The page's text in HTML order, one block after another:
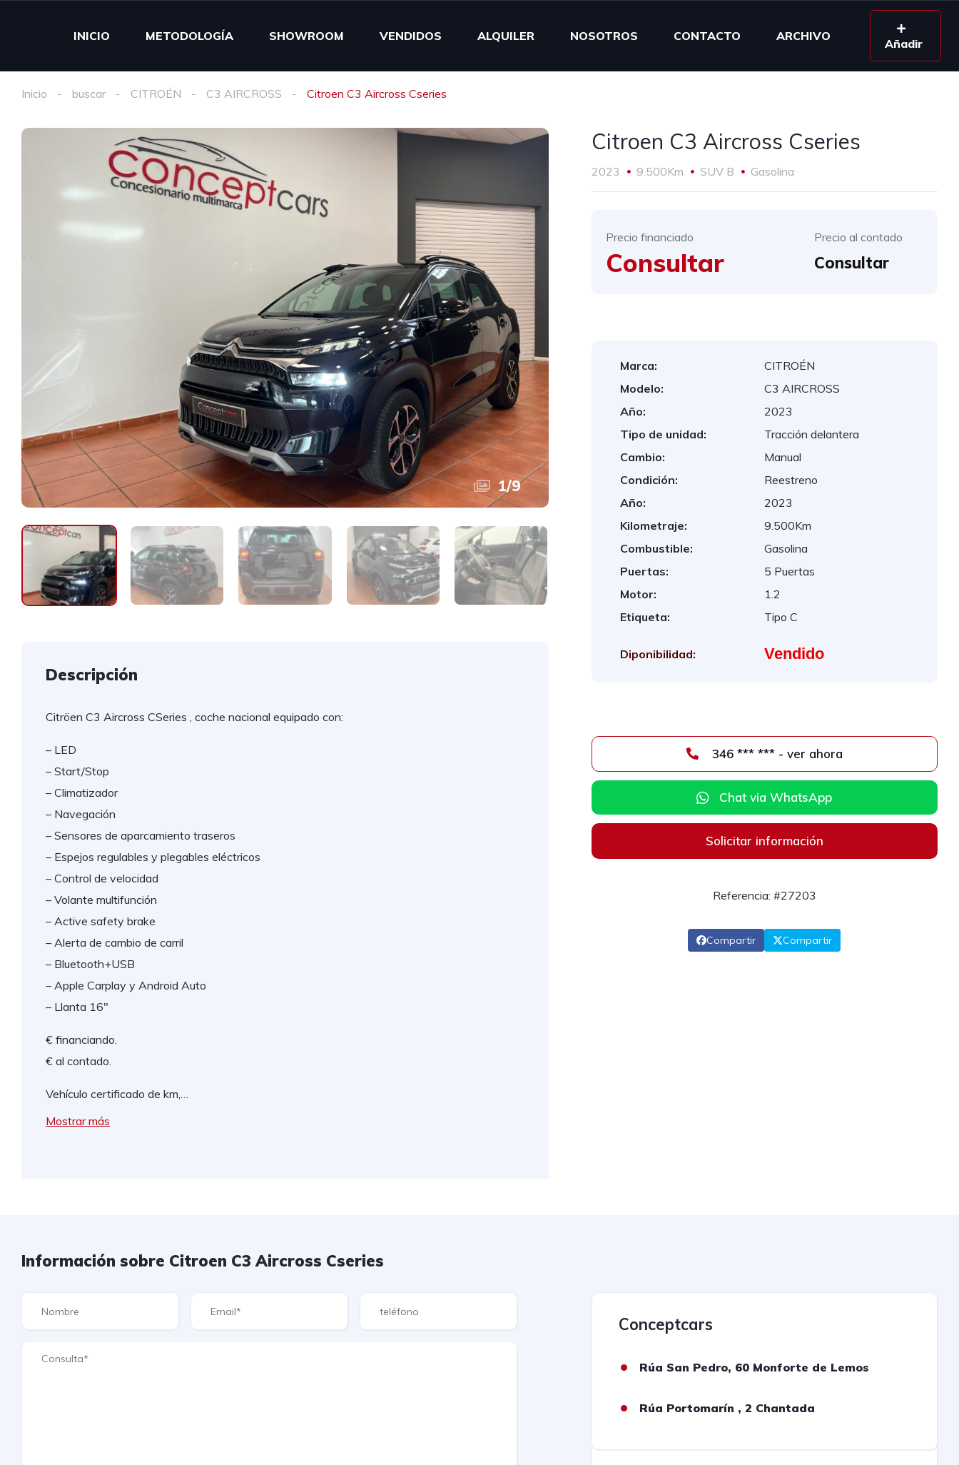
INICIO METODOLOGÍA SHOWROOM VENDIDOS ALQUILER NOSOTROS CONTACTO ARCHIVO
Añadir
Inicio buscar CITROÉN C3 AIRCROSS Citroen C3 Aircross Cseries
1/9
Descripción
Citröen C3 Aircross CSeries , coche nacional equipado con:
– LED
– Start/Stop
– Climatizador
– Navegación
– Sensores de aparcamiento traseros
– Espejos regulables y plegables eléctricos
– Control de velocidad
– Volante multifunción
– Active safety brake
– Alerta de cambio de carril
– Bluetooth+USB
– Apple Carplay y Android Auto
– Llanta 16″
€ financiando.
€ al contado.
Vehículo certificado de km,…
Mostrar más
Citroen C3 Aircross Cseries
2023 9.500Km SUV B Gasolina
Precio financiado
Consultar
Precio al contado
Consultar
Marca:
CITROÉN
Modelo:
C3 AIRCROSS
Año:
2023
Tipo de unidad:
Tracción delantera
Cambio:
Manual
Condición:
Reestreno
Año:
2023
Kilometraje:
9.500Km
Combustible:
Gasolina
Puertas:
5 Puertas
Motor:
1.2
Etiqueta:
Tipo C
Diponibilidad: Vendido
346 *** *** - ver ahora
Chat via WhatsApp
Solicitar información
Referencia: #27203
Compartir Compartir
Información sobre Citroen C3 Aircross Cseries
Conceptcars
Rúa San Pedro, 60 Monforte de Lemos
Rúa Portomarín , 2 Chantada